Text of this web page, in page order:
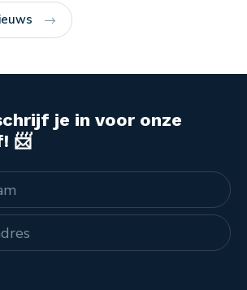
je in voor onze
📨